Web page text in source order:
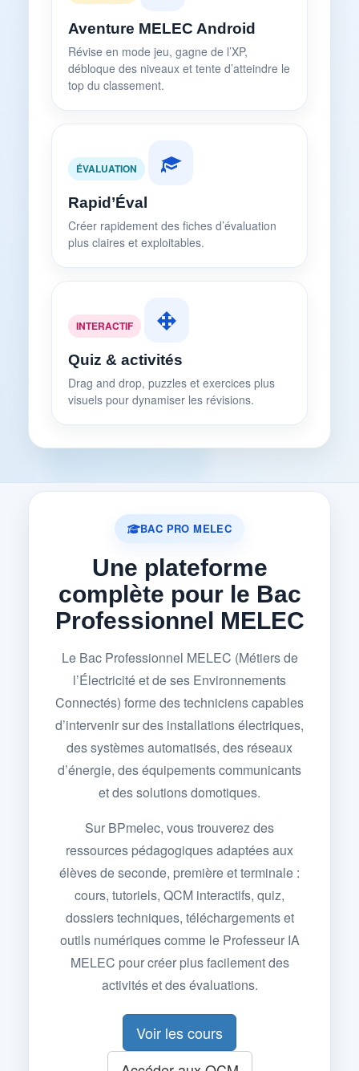
Aventure MELEC Android
Révise en mode jeu, gagne de l’XP,
débloque des niveaux et tente d’atteindre le
top du classement.
ÉVALUATION
Rapid’Éval
Créer rapidement des fiches d’évaluation
plus claires et exploitables.
INTERACTIF
Quiz & activités
Drag and drop, puzzles et exercices plus
visuels pour dynamiser les révisions.
BAC PRO MELEC
Une plateforme
complète pour le Bac
Professionnel MELEC
Le Bac Professionnel MELEC (Métiers de
l’Électricité et de ses Environnements
Connectés) forme des techniciens capables
d’intervenir sur des installations électriques,
des systèmes automatisés, des réseaux
d’énergie, des équipements communicants
et des solutions domotiques.
Sur BPmelec, vous trouverez des
ressources pédagogiques adaptées aux
élèves de seconde, première et terminale :
cours, tutoriels, QCM interactifs, quiz,
dossiers techniques, téléchargements et
outils numériques comme le Professeur IA
MELEC pour créer plus facilement des
activités et des évaluations.
Voir les cours